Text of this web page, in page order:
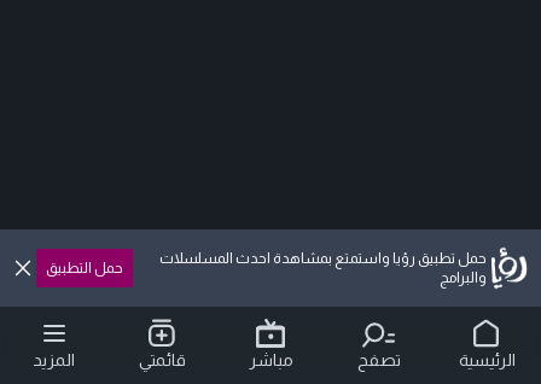
حمل تطبيق رؤيا واستمتع بمشاهدة احدث المسلسلات
والبرامج
حمل التطبيق
الرئيسية تصفح مباشر قائمتي المزيد